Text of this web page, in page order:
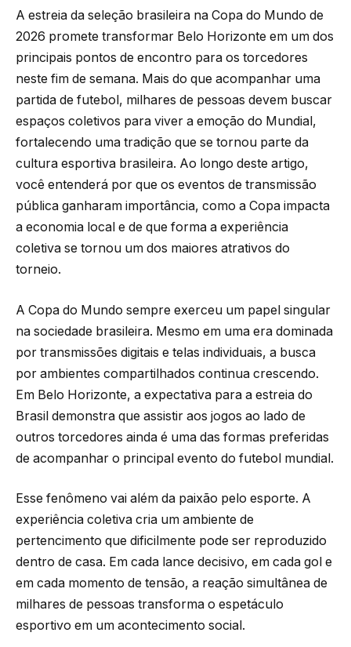
A estreia da seleção brasileira na Copa do Mundo de
2026 promete transformar Belo Horizonte em um dos
principais pontos de encontro para os torcedores
neste fim de semana. Mais do que acompanhar uma
partida de futebol, milhares de pessoas devem buscar
espaços coletivos para viver a emoção do Mundial,
fortalecendo uma tradição que se tornou parte da
cultura esportiva brasileira. Ao longo deste artigo,
você entenderá por que os eventos de transmissão
pública ganharam importância, como a Copa impacta
a economia local e de que forma a experiência
coletiva se tornou um dos maiores atrativos do
torneio.
A Copa do Mundo sempre exerceu um papel singular
na sociedade brasileira. Mesmo em uma era dominada
por transmissões digitais e telas individuais, a busca
por ambientes compartilhados continua crescendo.
Em Belo Horizonte, a expectativa para a estreia do
Brasil demonstra que assistir aos jogos ao lado de
outros torcedores ainda é uma das formas preferidas
de acompanhar o principal evento do futebol mundial.
Esse fenômeno vai além da paixão pelo esporte. A
experiência coletiva cria um ambiente de
pertencimento que dificilmente pode ser reproduzido
dentro de casa. Em cada lance decisivo, em cada gol e
em cada momento de tensão, a reação simultânea de
milhares de pessoas transforma o espetáculo
esportivo em um acontecimento social.